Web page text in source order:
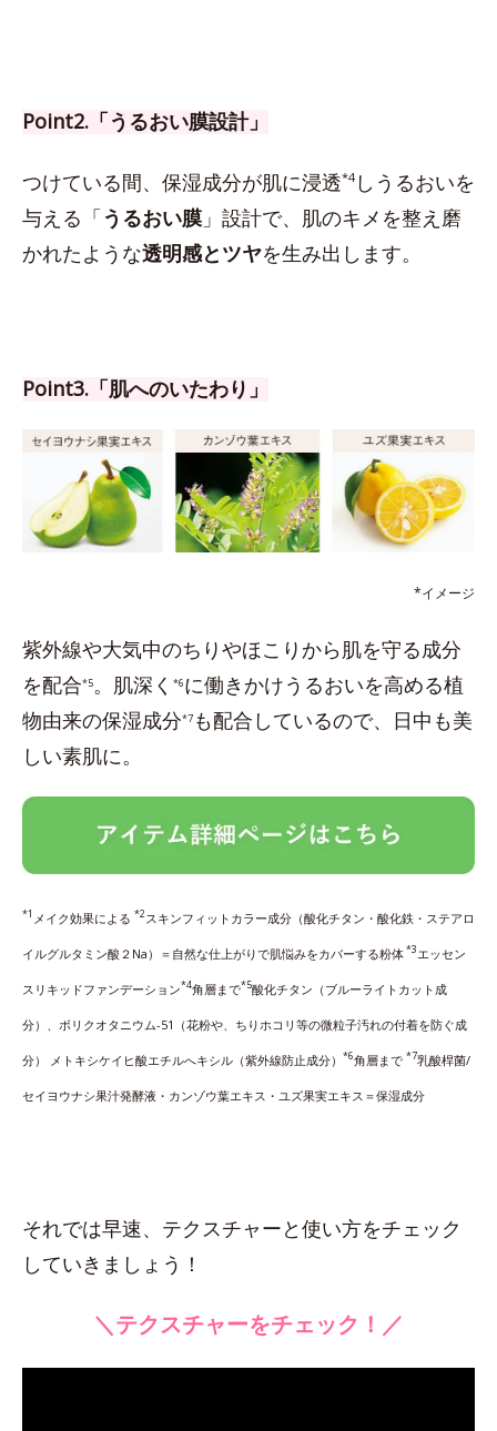
Point2.「うるおい膜設計」
つけている間、保湿成分が肌に浸透*4しうるおいを
与える「うるおい膜 」設計で、肌のキメを整え磨
かれたような透明感とツヤを生み出します。
Point3.「肌へのいたわり」
*イメージ
紫外線や大気中のちりやほこりから肌を守る成分
を配合*5。肌深く *6に働きかけうるおいを高める植
物由来の保湿成分*7 も配合しているので、日中も美
しい素肌に。
*1 メイク効果による *2スキンフィットカラー成分（酸化チタン・酸化鉄・ステアロ
イルグルタミン酸２Na）＝自然な仕上がりで肌悩みをカバーする粉体*3エッセン
スリキッドファンデーション*4角層まで*5酸化チタン（ブルーライトカット成
分）、ボリクオタニウム-51（花粉や、ちりホコリ等の微粒子汚れの付着を防ぐ成
分） メトキシケイヒ酸エチルへキシル（紫外線防止成分） *6角層まで *7乳酸桿菌/
セイヨウナシ果汁発酵液・カンゾウ葉エキス・ユズ果実エキス＝保湿成分
それでは早速、テクスチャーと使い方をチェック
していきましょう！
＼テクスチャーをチェック！／